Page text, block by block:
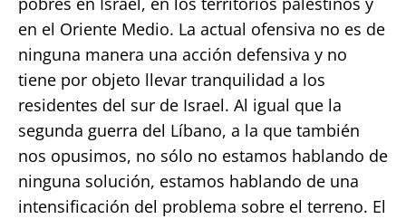
en el Oriente Medio. La actual ofensiva no es de
ninguna manera una acción defensiva y no
tiene por objeto llevar tranquilidad a los
residentes del sur de Israel. Al igual que la
segunda guerra del Líbano, a la que también
nos opusimos, no sólo no estamos hablando de
ninguna solución, estamos hablando de una
intensificación del problema sobre el terreno. El